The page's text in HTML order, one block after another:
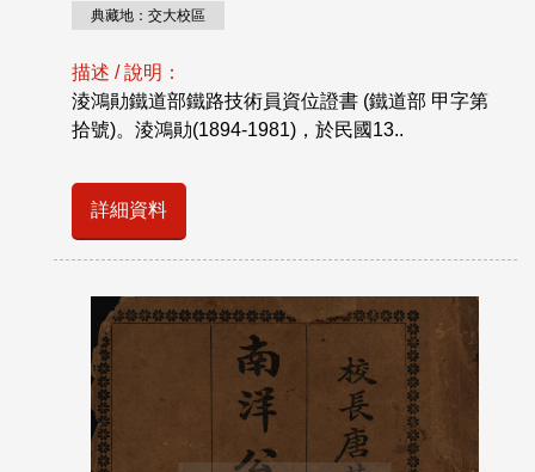
典藏地：交大校區
描述 / 說明：
淩鴻勛鐵道部鐵路技術員資位證書 (鐵道部 甲字第
拾號)。淩鴻勛(1894-1981)，於民國13..
詳細資料